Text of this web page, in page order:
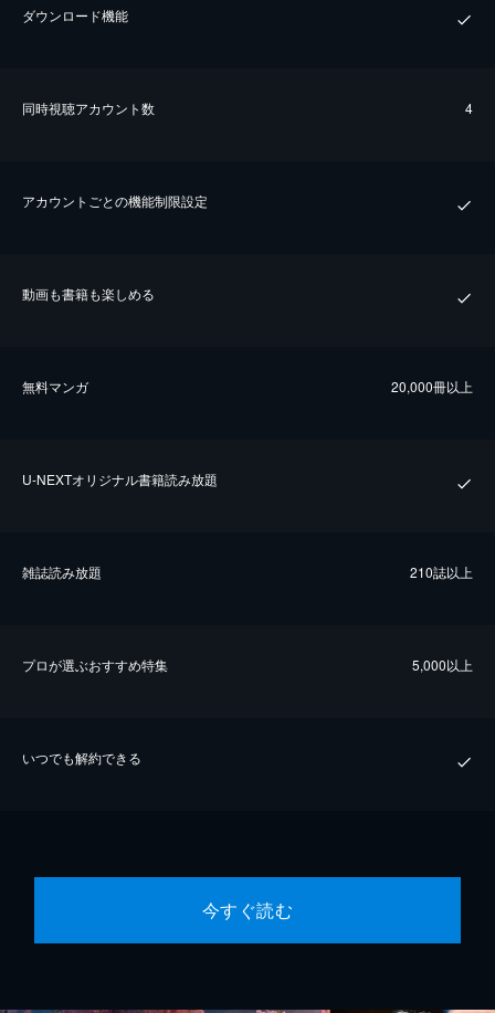
ダウンロード機能
同時視聴アカウント数 4
アカウントごとの機能制限設定
動画も書籍も楽しめる
無料マンガ 20,000冊以上
U-NEXTオリジナル書籍読み放題
雑誌読み放題 210誌以上
プロが選ぶおすすめ特集 5,000以上
いつでも解約できる
今すぐ読む